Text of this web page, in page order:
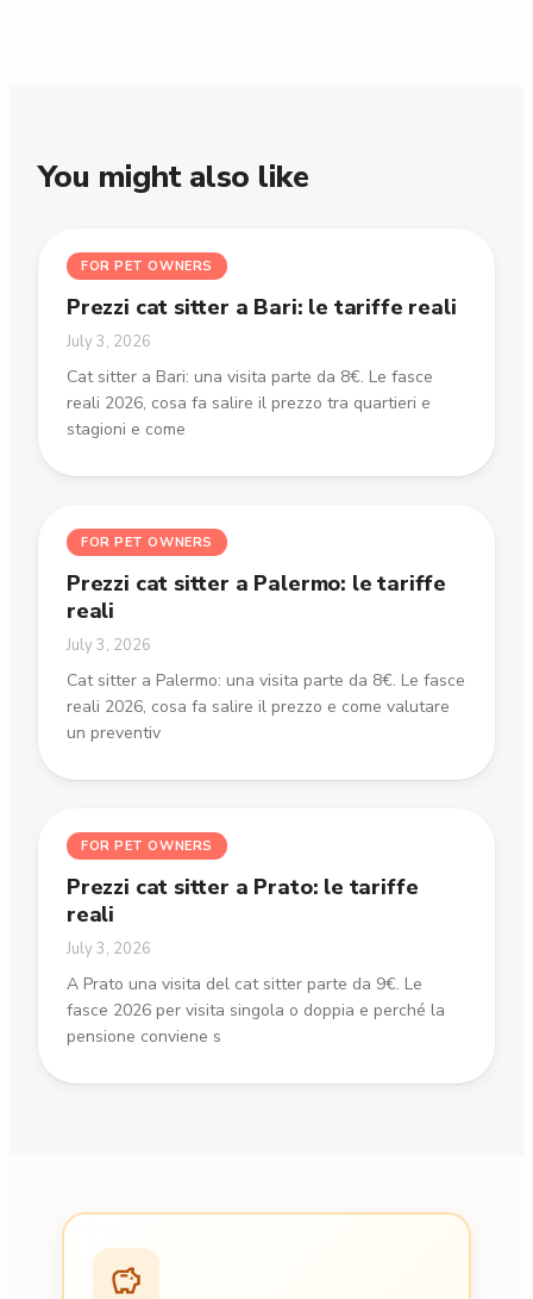
You might also like
FOR PET OWNERS
Prezzi cat sitter a Bari: le tariffe reali
July 3, 2026
Cat sitter a Bari: una visita parte da 8€. Le fasce
reali 2026, cosa fa salire il prezzo tra quartieri e
stagioni e come
FOR PET OWNERS
Prezzi cat sitter a Palermo: le tariffe
reali
July 3, 2026
Cat sitter a Palermo: una visita parte da 8€. Le fasce
reali 2026, cosa fa salire il prezzo e come valutare
un preventiv
FOR PET OWNERS
Prezzi cat sitter a Prato: le tariffe
reali
July 3, 2026
A Prato una visita del cat sitter parte da 9€. Le
fasce 2026 per visita singola o doppia e perché la
pensione conviene s